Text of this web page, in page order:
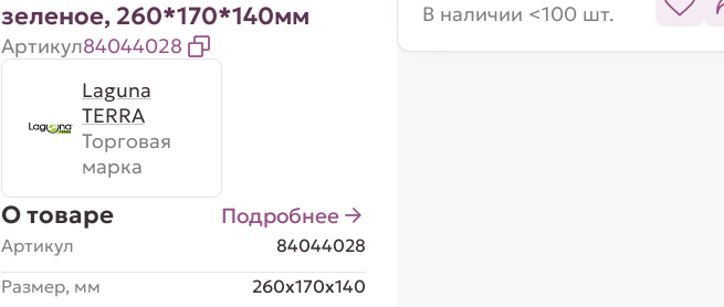
зеленое, 260*170*140мм
Артикул84044028
Laguna
TERRA
Торговая
марка
О товаре Подробнее
Артикул
84044028
Размер, мм
260x170x140
В наличии <100 шт.